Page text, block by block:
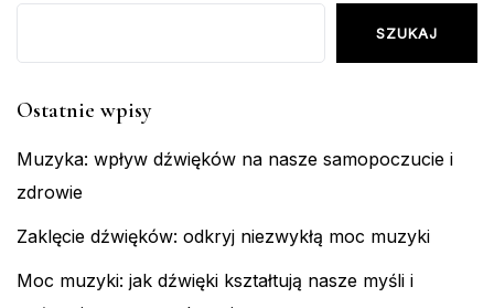
SZUKAJ
Ostatnie wpisy
Muzyka: wpływ dźwięków na nasze samopoczucie i
zdrowie
Zaklęcie dźwięków: odkryj niezwykłą moc muzyki
Moc muzyki: jak dźwięki kształtują nasze myśli i